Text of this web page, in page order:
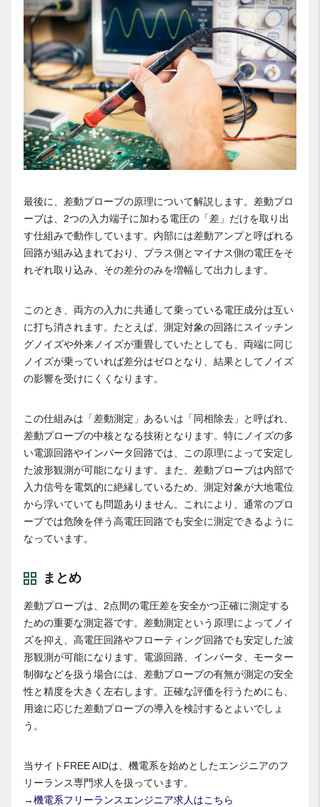
最後に、差動プローブの原理について解説します。差動プロ
ーブは、2つの入力端子に加わる電圧の「差」だけを取り出
す仕組みで動作しています。内部には差動アンプと呼ばれる
回路が組み込まれており、プラス側とマイナス側の電圧をそ
れぞれ取り込み、その差分のみを増幅して出力します。
このとき、両方の入力に共通して乗っている電圧成分は互い
に打ち消されます。たとえば、測定対象の回路にスイッチン
グノイズや外来ノイズが重畳していたとしても、両端に同じ
ノイズが乗っていれば差分はゼロとなり、結果としてノイズ
の影響を受けにくくなります。
この仕組みは「差動測定」あるいは「同相除去」と呼ばれ、
差動プローブの中核となる技術となります。特にノイズの多
い電源回路やインバータ回路では、この原理によって安定し
た波形観測が可能になります。また、差動プローブは内部で
入力信号を電気的に絶縁しているため、測定対象が大地電位
から浮いていても問題ありません。これにより、通常のプロ
ーブでは危険を伴う高電圧回路でも安全に測定できるように
なっています。
まとめ
差動プローブは、2点間の電圧差を安全かつ正確に測定する
ための重要な測定器です。差動測定という原理によってノイ
ズを抑え、高電圧回路やフローティング回路でも安定した波
形観測が可能になります。電源回路、インバータ、モーター
制御などを扱う場合には、差動プローブの有無が測定の安全
性と精度を大きく左右します。正確な評価を行うためにも、
用途に応じた差動プローブの導入を検討するとよいでしょ
う。
当サイトFREE AIDは、機電系を始めとしたエンジニアのフ
リーランス専門求人を扱っています。
→機電系フリーランスエンジニア求人はこちら